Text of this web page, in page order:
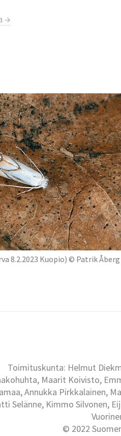
→
8.2.2023 Kuopio) © Patrik Åberg
Toimituskunta: Helmut
Maarit Koivisto,
Annukka Pirkkalainen,
Selänne, Kimmo Silvonen,
© 2022